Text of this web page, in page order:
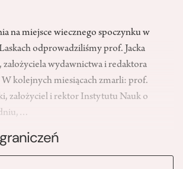
na miejsce wiecznego spoczynku w
odprowadziliśmy prof. Jacka
wydawnictwa i redaktora
W kolejnych miesiącach zmarli: prof.
założyciel i rektor Instytutu Nauk o